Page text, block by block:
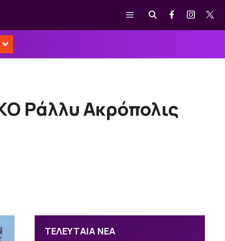
Μενού
Ράλλυ Ακρόπολις
ΤΕΛΕΥΤΑΙΑ ΝΕΑ